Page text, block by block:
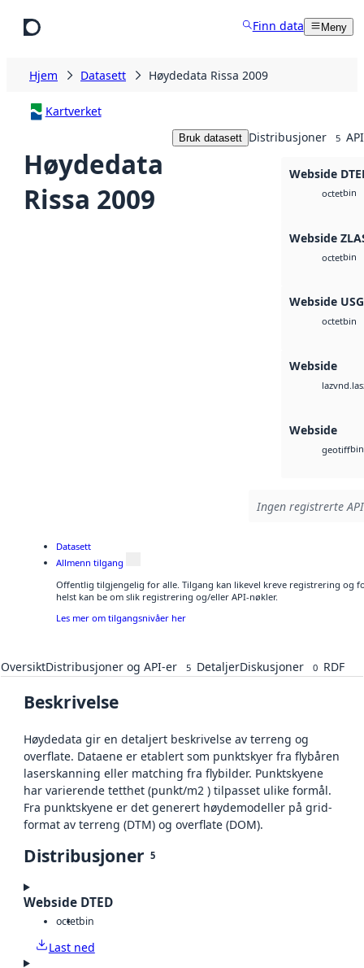
Finn data Meny
Hjem Datasett Høydedata Rissa 2009
Kartverket
Høydedata
Rissa 2009
Bruk datasett Distribusjoner 5
Webside
octetbin
Webside
octetbin
Webside
octetbin
Webside
laz
Webside
geotiffbin
Ingen registrerte
Datasett
Allmenn tilgang
Offentlig tilgjengelig for alle. Tilgang kan likevel kreve registrering og
helst kan be om slik registrering og/eller API-nøkler.
Les mer om tilgangsnivåer her
OversiktDistribusjoner og API-er 5 DetaljerDiskusjoner 0 RDF
Beskrivelse
Høydedata gir en detaljert beskrivelse av terreng og
overflate. Dataene er etablert som punktskyer fra flybåren
laserskanning eller matching fra flybilder. Punktskyene
har varierende tetthet (punkt/m2 ) tilpasset ulike formål.
Fra punktskyene er det generert høydemodeller på grid-
format av terreng (DTM) og overflate (DOM).
Distribusjoner 5
Webside DTED
octetbin
Last ned